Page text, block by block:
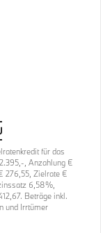
für das
, Anzahlung €
276,55, Zielrate €
6,58%,
Beträge inkl.
und Irrtümer